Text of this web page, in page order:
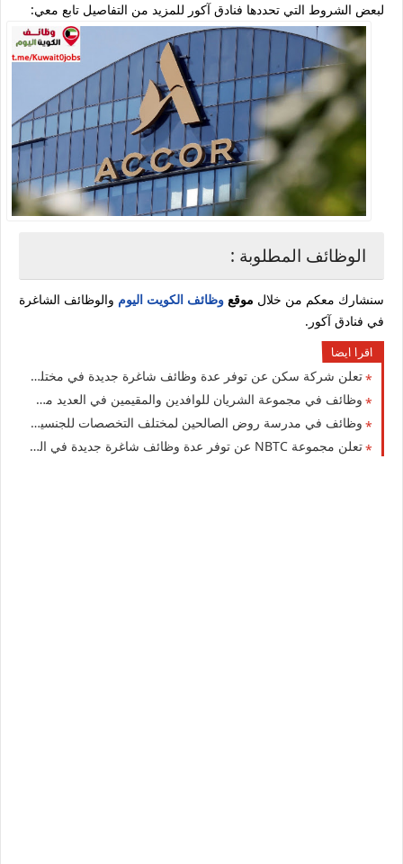
لبعض الشروط التي تحددها فنادق آكور للمزيد من التفاصيل تابع معي:
الوظائف المطلوبة :
سنشارك معكم من خلال موقع وظائف الكويت اليوم والوظائف الشاغرة
في فنادق آكور.
اقرا ايضا
تعلن شركة سكن عن توفر عدة وظائف شاغرة جديدة في مختلف التخصصات برواتب ومزايا عالية في الكويت
وظائف في مجموعة الشريان للوافدين والمقيمين في العديد من التخصصات للجنسيين بالكويت
وظائف في مدرسة روض الصالحين لمختلف التخصصات للجنسيين للوافدين والأجانب في الكويت لعام 2026
تعلن مجموعة NBTC عن توفر عدة وظائف شاغرة جديدة في العديد من التخصصات في الكويت 2026